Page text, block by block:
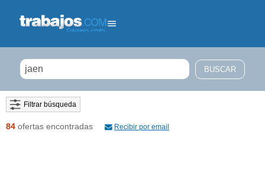
Filtrar búsqueda
84 ofertas encontradas Recibir por email